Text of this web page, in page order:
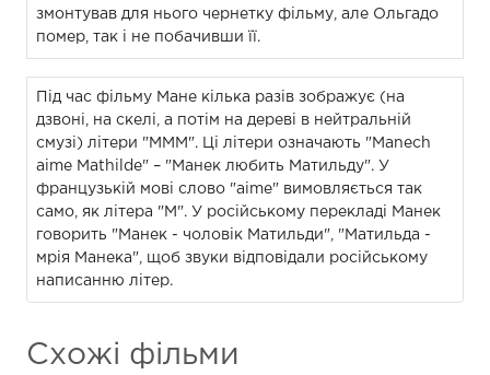
змонтував для нього чернетку фільму, але Ольгадо
помер, так і не побачивши її.
Під час фільму Мане кілька разів зображує (на
дзвоні, на скелі, а потім на дереві в нейтральній
смузі) літери "МММ". Ці літери означають "Manech
aime Mathilde" – "Манек любить Матильду". У
французькій мові слово "aime" вимовляється так
само, як літера "M". У російському перекладі Манек
говорить "Манек - чоловік Матильди", "Матильда -
мрія Манека", щоб звуки відповідали російському
написанню літер.
Схожі фільми